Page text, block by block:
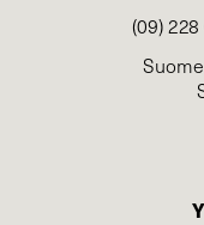
(09)